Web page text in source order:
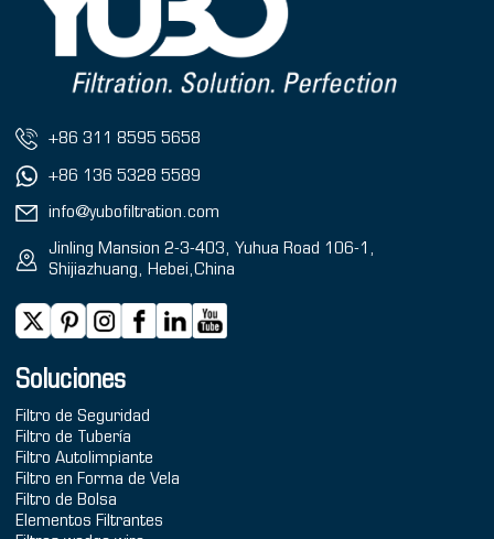
+86 311 8595 5658
+86 136 5328 5589
info@yubofiltration.com
Jinling Mansion 2-3-403, Yuhua Road 106-1,
Shijiazhuang, Hebei,China
Soluciones
Filtro de Seguridad
Filtro de Tubería
Filtro Autolimpiante
Filtro en Forma de Vela
Filtro de Bolsa
Elementos Filtrantes